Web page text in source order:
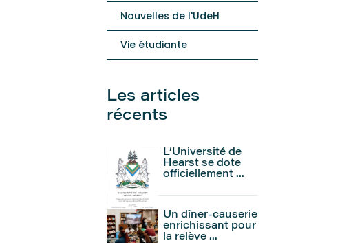
Nouvelles de l'UdeH
Vie étudiante
Les articles
récents
L’Université de
Hearst se dote
officiellement ...
Un dîner-causerie
enrichissant pour
la relève ...